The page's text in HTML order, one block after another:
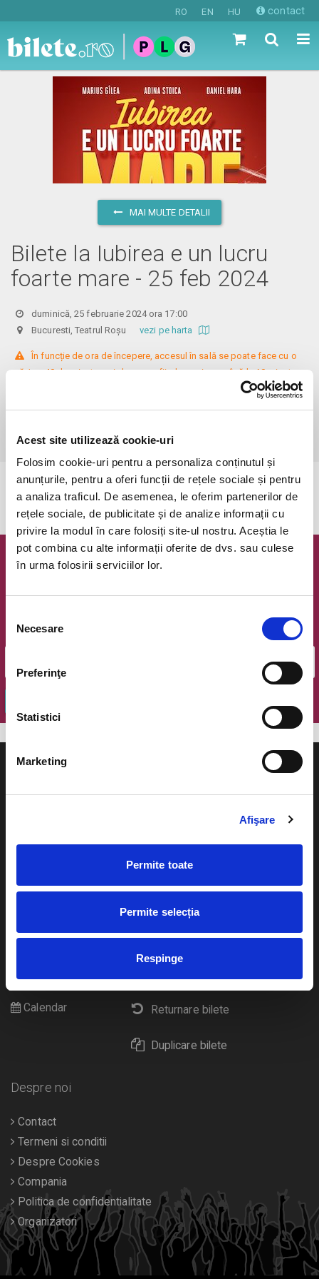
Acest site utilizează cookie-uri
Folosim cookie-uri pentru a personaliza conținutul și
anunțurile, pentru a oferi funcții de rețele sociale și pentru
a analiza traficul. De asemenea, le oferim partenerilor de
rețele sociale, de publicitate și de analize informații cu
privire la modul în care folosiți site-ul nostru. Aceștia le
pot combina cu alte informații oferite de dvs. sau culese
în urma folosirii serviciilor lor.
consimțământului
Necesare
Preferinţe
Statistici
Marketing
Afişare
Permite toate
Permite selecția
Respinge
RO EN HU contact
MAI MULTE DETALII
Bilete la Iubirea e un lucru
foarte mare - 25 feb 2024
duminică, 25 februarie 2024 ora 17:00
Bucuresti, Teatrul Roșu vezi pe harta
În funcție de ora de începere, accesul în sală se poate face cu o
oră / cu 40 de minute mai devreme, fiind permis cu până la 10 minute
înainte de spectacol. Așezarea se realizează la mese de 2 (nr. limitat), 3
Informații suplimentare, la nr. de telefon 0773 825 249.
Evenimentul a expirat.
Newsletter @ Bilete.ro
Email
Cum comand bilete?
eBilet printat acasa
Returnare bilete
Duplicare bilete
Pentru copii
Diverse
Calendar
Despre noi
Contact
Termeni si conditii
Despre Cookies
Compania
Politica de confidentialitate
Organizatori